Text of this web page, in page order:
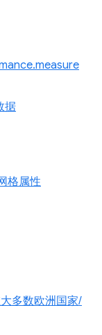
据
格属性
多数欧洲国家/